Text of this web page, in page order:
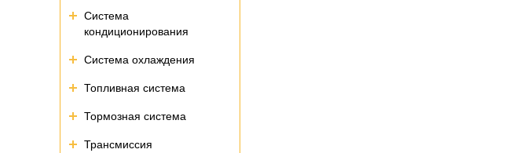
Система
кондиционирования
Система охлаждения
Топливная система
Тормозная система
Трансмиссия